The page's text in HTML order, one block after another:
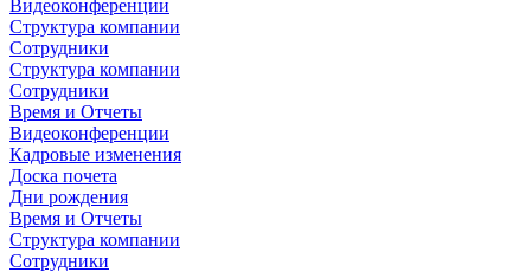
Видеоконференции
Структура компании
Сотрудники
Структура компании
Сотрудники
Время и Отчеты
Видеоконференции
Кадровые изменения
Доска почета
Дни рождения
Время и Отчеты
Структура компании
Сотрудники